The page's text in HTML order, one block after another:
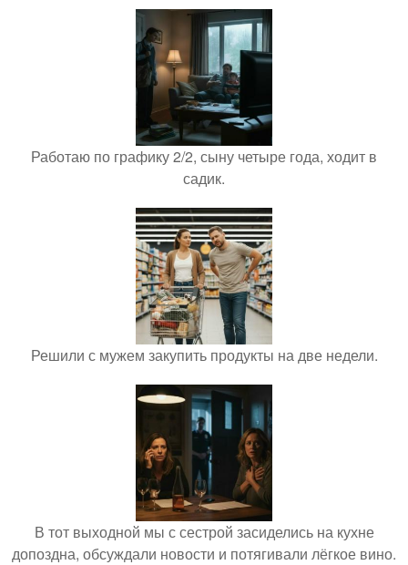
Работаю по графику 2/2, сыну четыре года, ходит в
садик.
Решили с мужем закупить продукты на две недели.
В тот выходной мы с сестрой засиделись на кухне
допоздна, обсуждали новости и потягивали лёгкое вино.